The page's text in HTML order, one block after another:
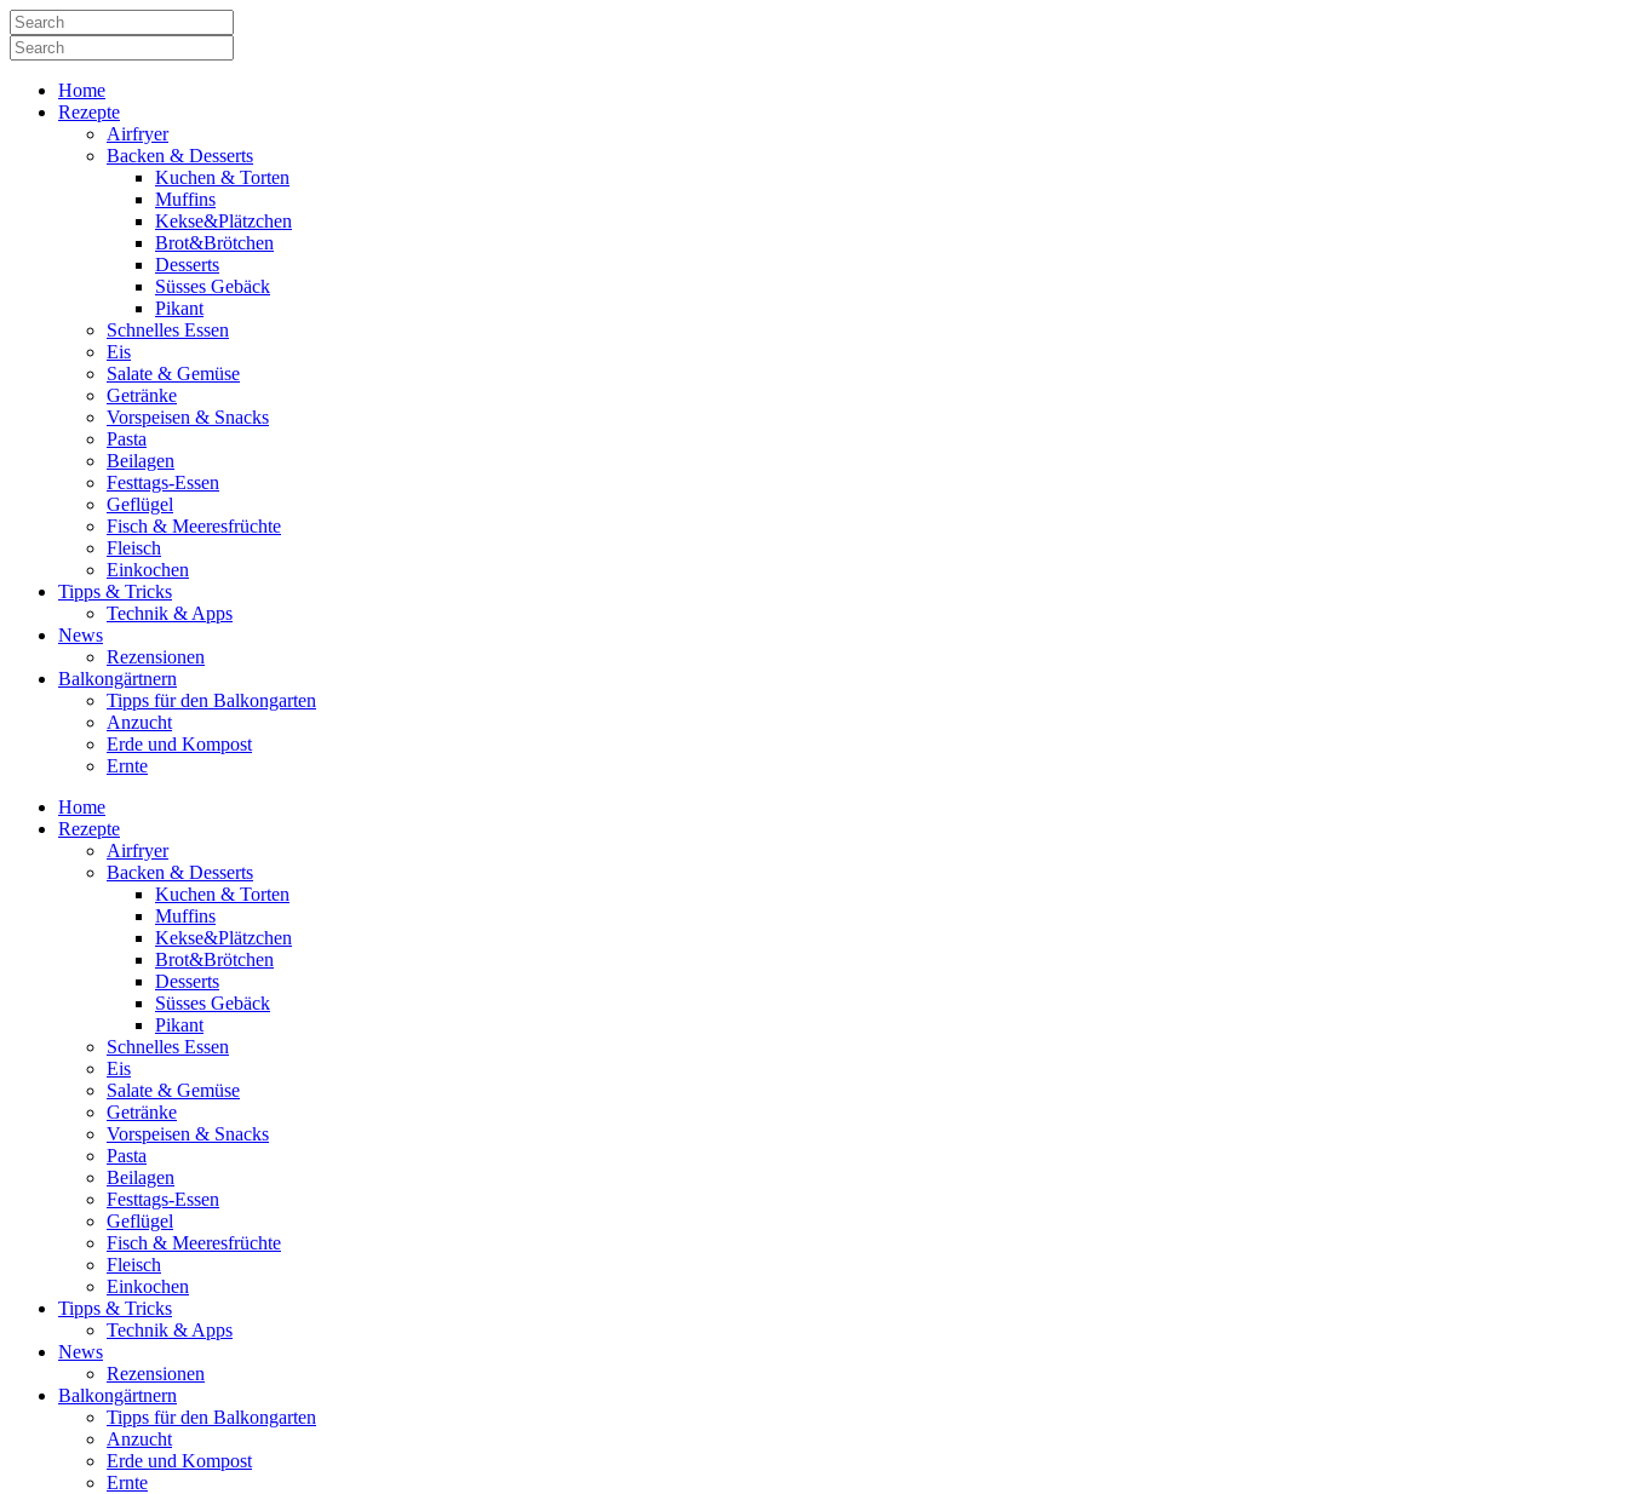
Home
Rezepte
Airfryer
Backen & Desserts
Kuchen & Torten
Muffins
Kekse&Plätzchen
Brot&Brötchen
Desserts
Süsses Gebäck
Pikant
Schnelles Essen
Eis
Salate & Gemüse
Getränke
Vorspeisen & Snacks
Pasta
Beilagen
Festtags-Essen
Geflügel
Fisch & Meeresfrüchte
Fleisch
Einkochen
Tipps & Tricks
Technik & Apps
News
Rezensionen
Balkongärtnern
Tipps für den Balkongarten
Anzucht
Erde und Kompost
Ernte
Home
Rezepte
Airfryer
Backen & Desserts
Kuchen & Torten
Muffins
Kekse&Plätzchen
Brot&Brötchen
Desserts
Süsses Gebäck
Pikant
Schnelles Essen
Eis
Salate & Gemüse
Getränke
Vorspeisen & Snacks
Pasta
Beilagen
Festtags-Essen
Geflügel
Fisch & Meeresfrüchte
Fleisch
Einkochen
Tipps & Tricks
Technik & Apps
News
Rezensionen
Balkongärtnern
Tipps für den Balkongarten
Anzucht
Erde und Kompost
Ernte